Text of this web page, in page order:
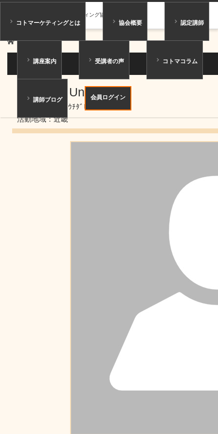
一般社団法人コトマーケティング協会
コトマーケティングとは 協会概要 認定講師
講座案内 受講者の声 コトマコラム
講師ブログ 会員ログイン
ホーム 講師紹介
講師紹介
内田 光（Un） （ ）
ニックネーム：ｳﾁﾀﾞﾋｶﾙ
活動地域：近畿